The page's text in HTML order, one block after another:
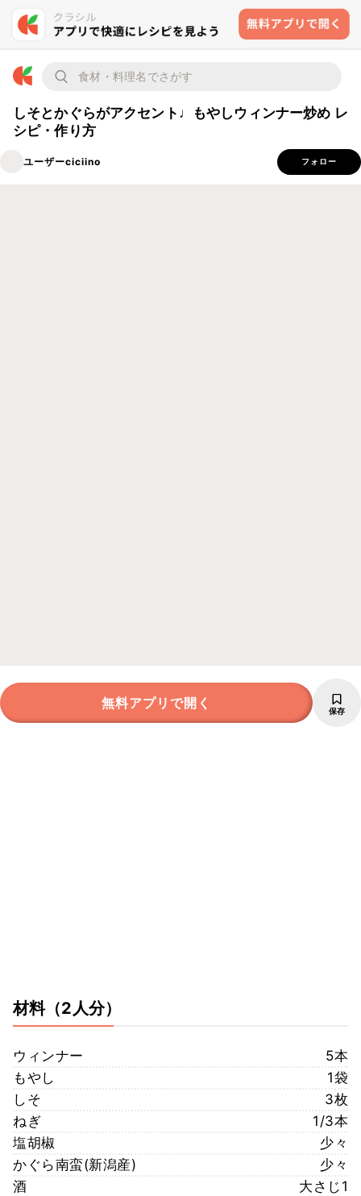
しそとかぐらがアクセント♩もやしウィンナー炒め レ
シピ・作り方
ユーザーciciino フォロー
無料アプリで開く 保存
材料（2人分）
ウィンナー
5本
もやし
1袋
しそ
3枚
ねぎ
1/3本
塩胡椒
少々
かぐら南蛮(新潟産)
少々
酒
大さじ1